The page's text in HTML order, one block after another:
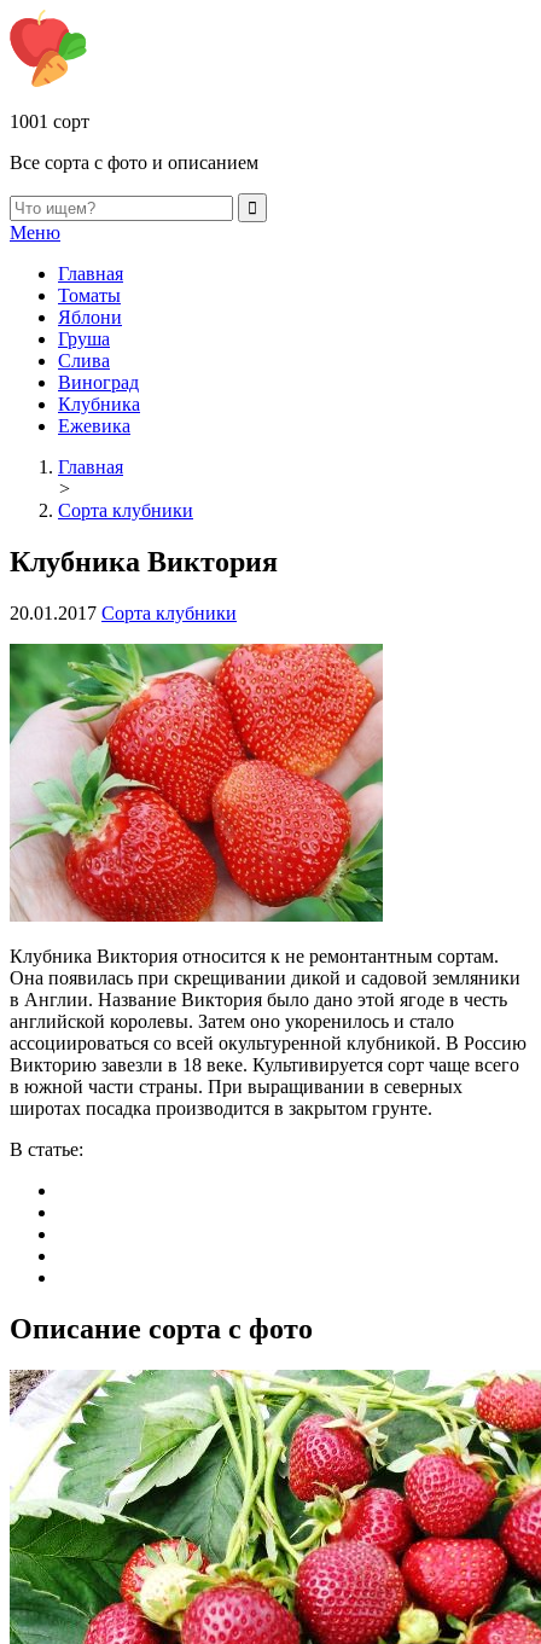
1001 сорт
Все сорта с фото и описанием
Меню
Главная
Томаты
Яблони
Груша
Слива
Виноград
Клубника
Ежевика
Главная
>
Сорта клубники
Клубника Виктория
20.01.2017 Сорта клубники
Клубника Виктория относится к не ремонтантным сортам.
Она появилась при скрещивании дикой и садовой земляники
в Англии. Название Виктория было дано этой ягоде в честь
английской королевы. Затем оно укоренилось и стало
ассоциироваться со всей окультуренной клубникой. В Россию
Викторию завезли в 18 веке. Культивируется сорт чаще всего
в южной части страны. При выращивании в северных
широтах посадка производится в закрытом грунте.
В статье:
Описание сорта с фото